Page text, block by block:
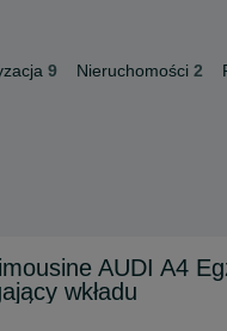
9 Nieruchomości 2
AUDI A4
wkładu